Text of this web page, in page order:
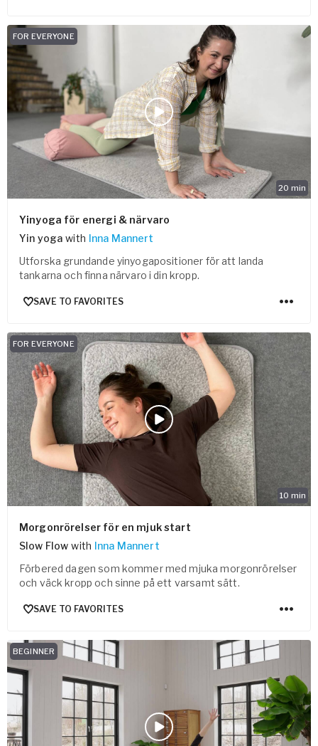
20 min
FOR EVERYONE
Yinyoga för energi & närvaro
Yin yoga with Inna Mannert
Utforska grundande yinyogapositioner för att landa
tankarna och finna närvaro i din kropp.
SAVE TO FAVORITES
10 min
FOR EVERYONE
Morgonrörelser för en mjuk start
Slow Flow with Inna Mannert
Förbered dagen som kommer med mjuka morgonrörelser
och väck kropp och sinne på ett varsamt sätt.
SAVE TO FAVORITES
BEGINNER